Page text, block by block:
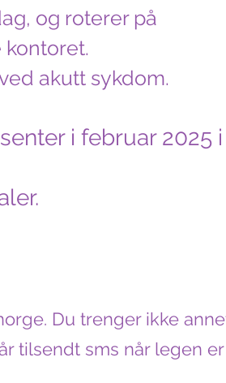
og roterer på
akutt sykdom.
i februar 2025 i
Du trenger ikke
tilsendt sms når legen er